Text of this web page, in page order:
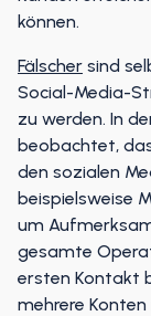
können.
Fälscher sind
Social-Media-
zu werden. In
beobachtet,
den sozialen
beispielsweise
um
gesamte
ersten Kontakt
mehrere